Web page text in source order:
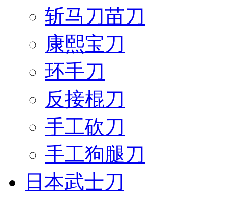
斩马刀苗刀
康熙宝刀
环手刀
反接棍刀
手工砍刀
手工狗腿刀
日本武士刀